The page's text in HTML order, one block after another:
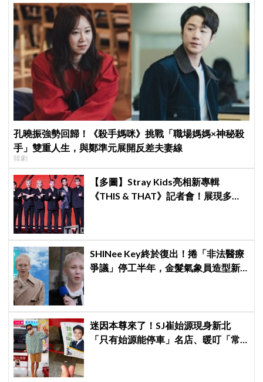
孔曉振強勢回歸！《殺手媽咪》挑戰「職場媽媽×神秘殺
手」雙重人生，與鄭準元展開反差夫妻線
韓劇
【多圖】Stray Kids亮相新專輯
《THIS & THAT》記者會！展現多才
SHINee Key終於復出！捲「非法醫療
爭議」停工半年，金髮氣象員造型新
迷因本尊來了！SJ崔始源現身新北
「只有始源能停車」名店、暖叮「常